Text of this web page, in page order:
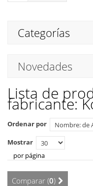
Categorías
Novedades
Lista de
fabricante:
Ordenar por
Mostrar
por página
Comparar (0)